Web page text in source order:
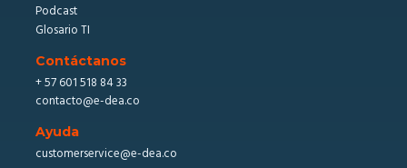
Podcast
Glosario TI
Contáctanos
+ 57 601 518 84 33
contacto@e-dea.co
Ayuda
customerservice@e-dea.co